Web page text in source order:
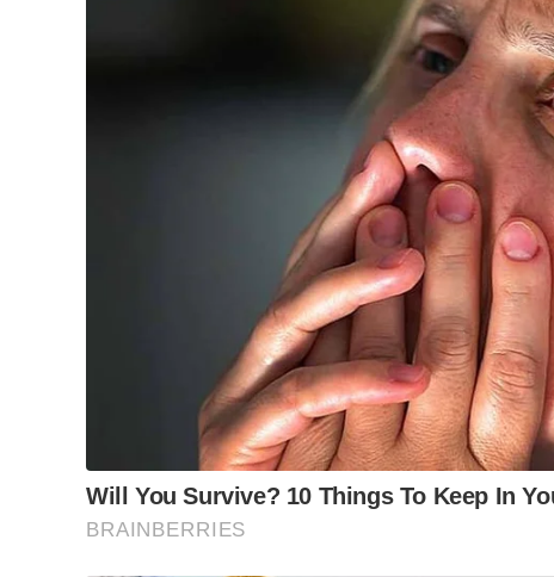
acadêmico “Pedro Cameron e sua atuação na
da Associação Nacional de Pesquisa e Pós-
Entre os diversos artistas influenciados por sua
que trabalhou ao lado do maestro e
FALECIMENTOS,NECROLOGIA
A sua assinatura é fundamental para continuarmos a
Clique aqui.